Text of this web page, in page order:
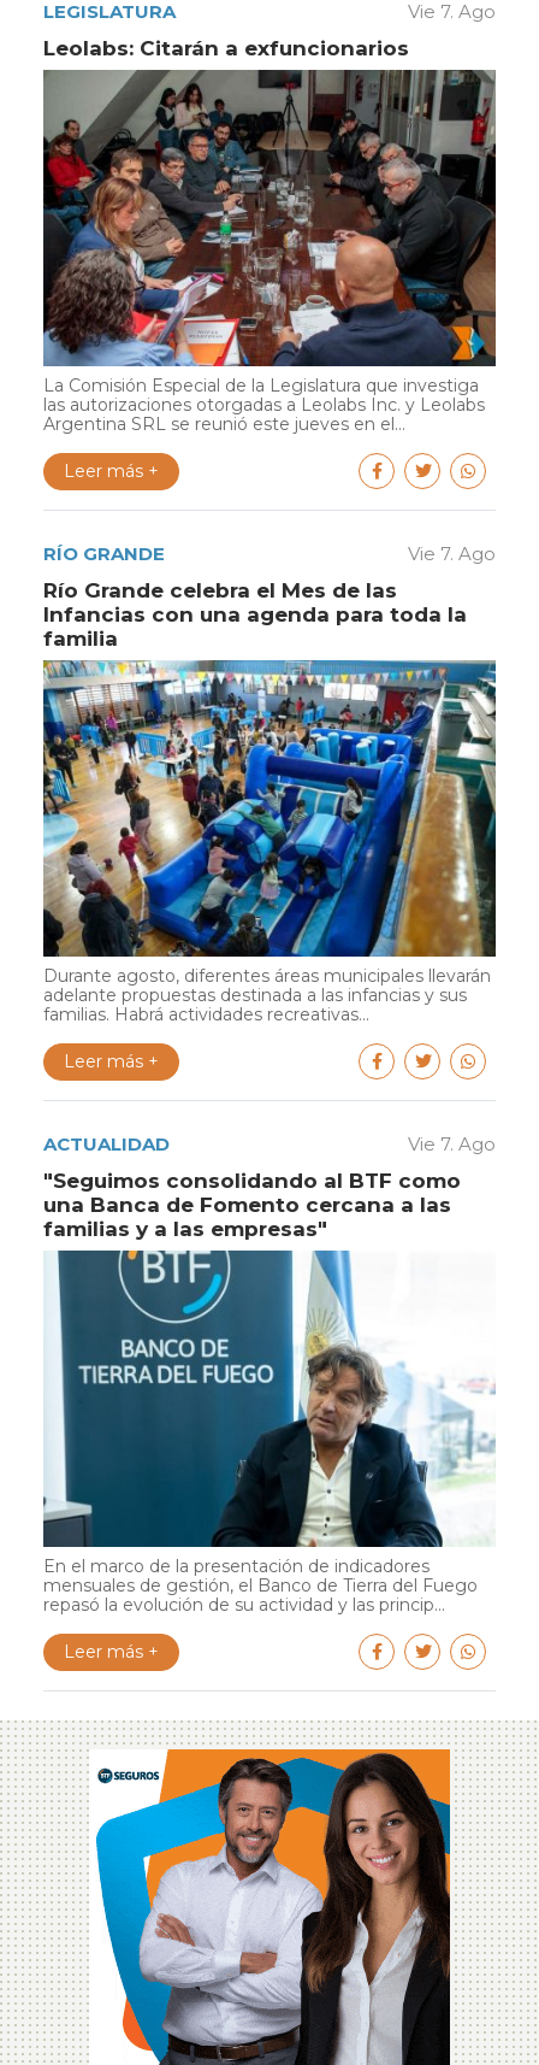
LEGISLATURA Vie 7. Ago
Leolabs: Citarán a exfuncionarios
La Comisión Especial de la Legislatura que investiga
las autorizaciones otorgadas a Leolabs Inc. y Leolabs
Argentina SRL se reunió este jueves en el...
Leer más +
RÍO GRANDE Vie 7. Ago
Río Grande celebra el Mes de las
Infancias con una agenda para toda la
familia
Durante agosto, diferentes áreas municipales llevarán
adelante propuestas destinada a las infancias y sus
familias. Habrá actividades recreativas...
Leer más +
ACTUALIDAD Vie 7. Ago
"Seguimos consolidando al BTF como
una Banca de Fomento cercana a las
familias y a las empresas"
En el marco de la presentación de indicadores
mensuales de gestión, el Banco de Tierra del Fuego
repasó la evolución de su actividad y las princip...
Leer más +